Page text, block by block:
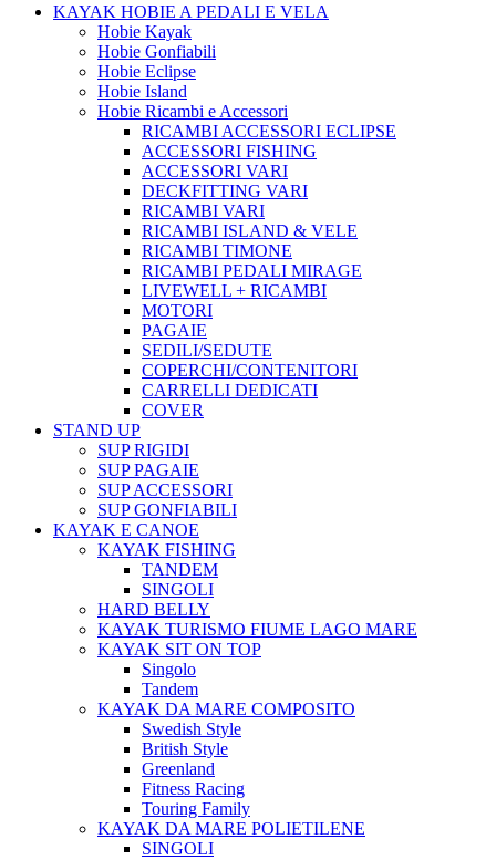
KAYAK HOBIE A PEDALI E VELA
Hobie Kayak
Hobie Gonfiabili
Hobie Eclipse
Hobie Island
Hobie Ricambi e Accessori
RICAMBI ACCESSORI ECLIPSE
ACCESSORI FISHING
ACCESSORI VARI
DECKFITTING VARI
RICAMBI VARI
RICAMBI ISLAND & VELE
RICAMBI TIMONE
RICAMBI PEDALI MIRAGE
LIVEWELL + RICAMBI
MOTORI
PAGAIE
SEDILI/SEDUTE
COPERCHI/CONTENITORI
CARRELLI DEDICATI
COVER
STAND UP
SUP RIGIDI
SUP PAGAIE
SUP ACCESSORI
SUP GONFIABILI
KAYAK E CANOE
KAYAK FISHING
TANDEM
SINGOLI
HARD BELLY
KAYAK TURISMO FIUME LAGO MARE
KAYAK SIT ON TOP
Singolo
Tandem
KAYAK DA MARE COMPOSITO
Swedish Style
British Style
Greenland
Fitness Racing
Touring Family
KAYAK DA MARE POLIETILENE
SINGOLI